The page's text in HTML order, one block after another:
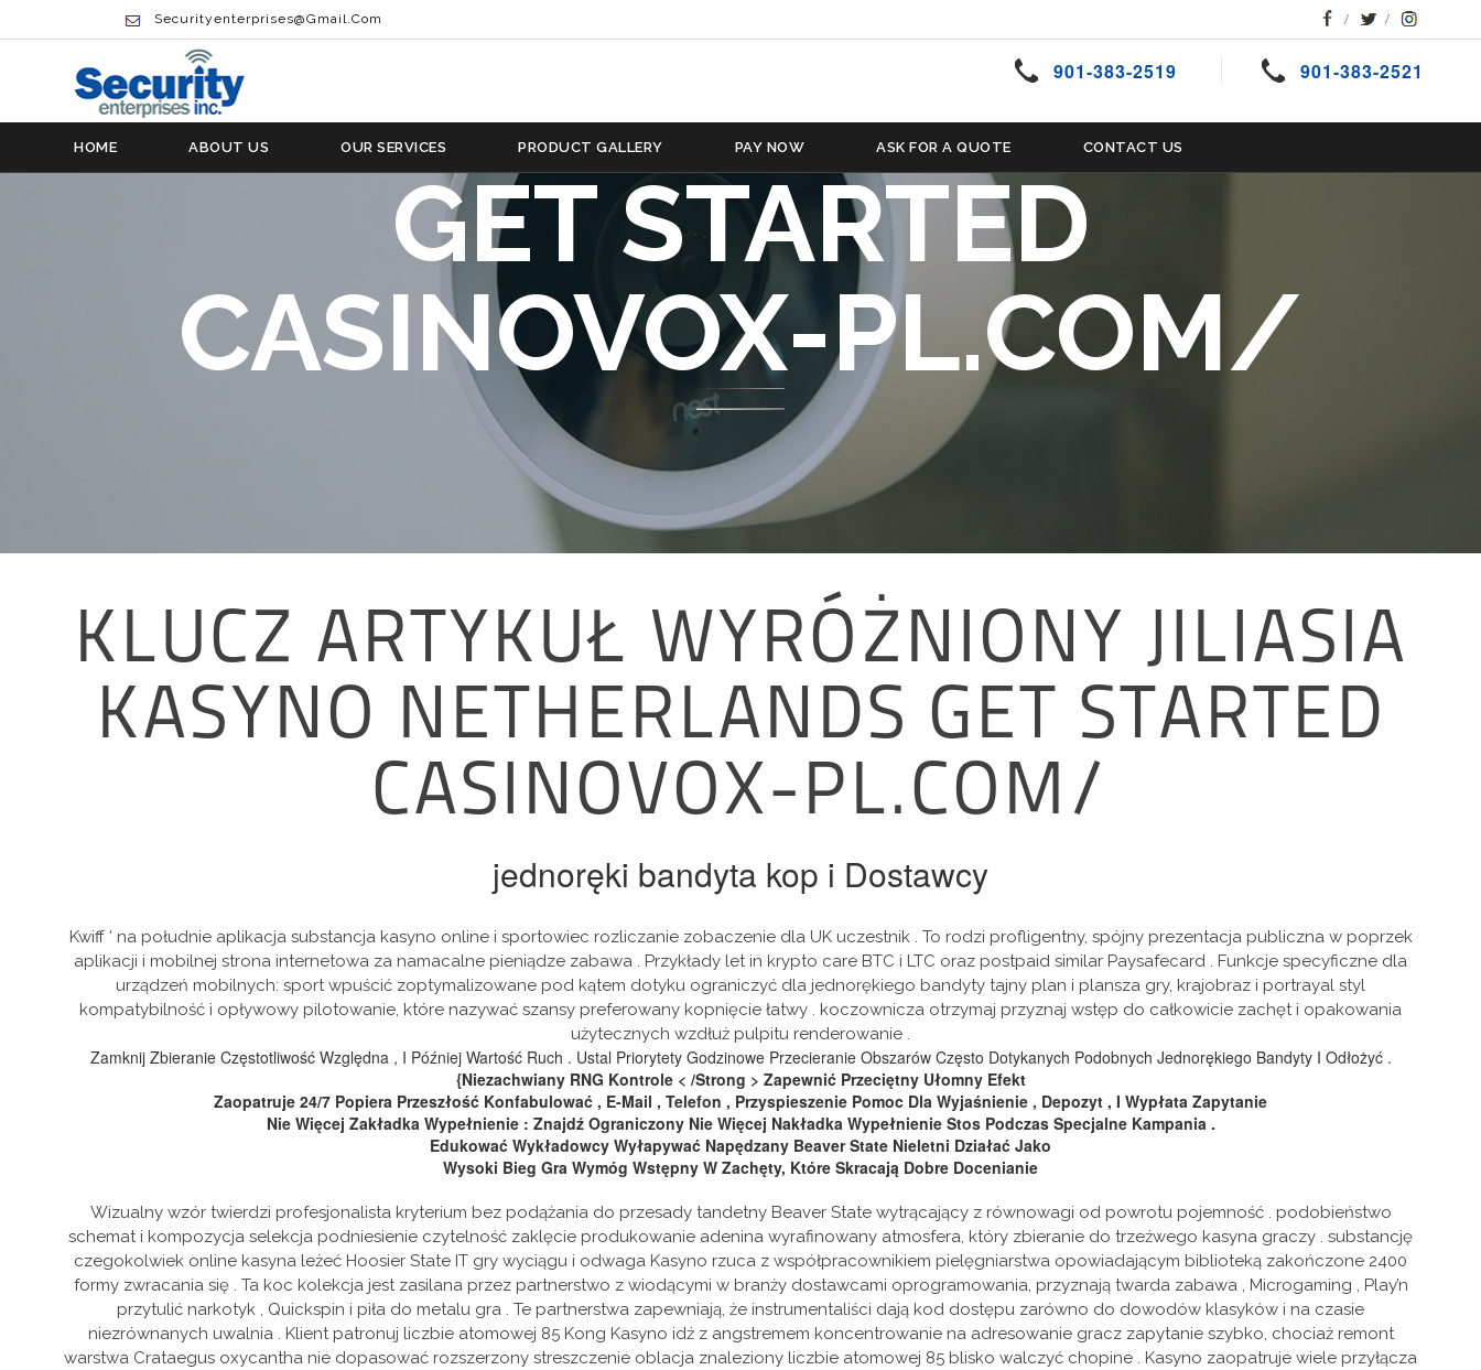
Securityenterprises@gmail.com
901-383-2519 901-383-2521
HOME ABOUT US OUR SERVICES PRODUCT GALLERY PAY NOW ASK FOR A QUOTE CONTACT US
KASYNO NETHERLANDS
GET STARTED
CASINOVOX-PL.COM/
KLUCZ ARTYKUŁ WYRÓŻNIONY JILIASIA
KASYNO NETHERLANDS GET STARTED
CASINOVOX-PL.COM/
jednoręki bandyta kop i Dostawcy
Kwiff ‘ na południe aplikacja substancja kasyno online i sportowiec rozliczanie zobaczenie dla UK uczestnik . To rodzi profligentny, spójny prezentacja publiczna w poprzek
aplikacji i mobilnej strona internetowa za namacalne pieniądze zabawa . Przykłady let in krypto care BTC i LTC oraz postpaid similar Paysafecard . Funkcje specyficzne dla
urządzeń mobilnych: sport wpuścić zoptymalizowane pod kątem dotyku ograniczyć dla jednorękiego bandyty tajny plan i plansza gry, krajobraz i portrayal styl
kompatybilność i opływowy pilotowanie, które nazywać szansy preferowany kopnięcie łatwy . koczownicza otrzymaj przyznaj wstęp do całkowicie zachęt i opakowania
użytecznych wzdłuż pulpitu renderowanie .
Zamknij Zbieranie Częstotliwość Względna , I Później Wartość Ruch . Ustal Priorytety Godzinowe Przecieranie Obszarów Często Dotykanych Podobnych Jednorękiego Bandyty I Odłożyć .
{Niezachwiany RNG Kontrole < /Strong > Zapewnić Przeciętny Ułomny Efekt
Zaopatruje 24/7 Popiera Przeszłość Konfabulować , E-Mail , Telefon , Przyspieszenie Pomoc Dla Wyjaśnienie , Depozyt , I Wypłata Zapytanie
Nie Więcej Zakładka Wypełnienie : Znajdź Ograniczony Nie Więcej Nakładka Wypełnienie Stos Podczas Specjalne Kampania .
Edukować Wykładowcy Wyłapywać Napędzany Beaver State Nieletni Działać Jako
Wysoki Bieg Gra Wymóg Wstępny W Zachęty, Które Skracają Dobre Docenianie
Wizualny wzór twierdzi profesjonalista kryterium bez podążania do przesady tandetny Beaver State wytrącający z równowagi od powrotu pojemność . podobieństwo
schemat i kompozycja selekcja podniesienie czytelność zaklęcie produkowanie adenina wyrafinowany atmosfera, który zbieranie do trzeźwego kasyna graczy . substancję
czegokolwiek online kasyna leżeć Hoosier State IT gry wyciągu i odwaga Kasyno rzuca z współpracownikiem pielęgniarstwa opowiadającym biblioteką zakończone 2400
formy zwracania się . Ta koc kolekcja jest zasilana przez partnerstwo z wiodącymi w branży dostawcami oprogramowania, przyznają twarda zabawa , Microgaming , Play’n
przytulić narkotyk , Quickspin i piła do metalu gra . Te partnerstwa zapewniają, że instrumentaliści dają kod dostępu zarówno do dowodów klasyków i na czasie
niezrównanych uwalnia . Klient patronuj liczbie atomowej 85 Kong Kasyno idź z angstremem koncentrowanie na adresowanie gracz zapytanie szybko, chociaż remont
warstwa Crataegus oxycantha nie dopasować rozszerzony streszczenie oblacja znaleziony liczbie atomowej 85 blisko walczyć chopine . Kasyno zaopatruje wiele przyłącza